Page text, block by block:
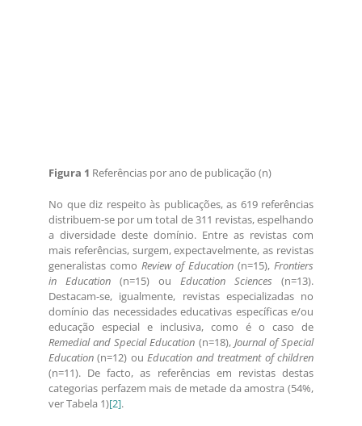
Figura 1 Referências por ano de publicação (n)
No que diz respeito às publicações, as 619 referências
distribuem-se por um total de 311 revistas, espelhando
a diversidade deste domínio. Entre as revistas com
mais referências, surgem, expectavelmente, as revistas
generalistas como Review of Education (n=15), Frontiers
in Education (n=15) ou Education Sciences (n=13).
Destacam-se, igualmente, revistas especializadas no
domínio das necessidades educativas específicas e/ou
educação especial e inclusiva, como é o caso de
Remedial and Special Education (n=18), Journal of Special
Education (n=12) ouEducation and treatment of children
(n=11). De facto, as referências em revistas destas
categorias perfazem mais de metade da amostra (54%,
ver Tabela 1)[2].